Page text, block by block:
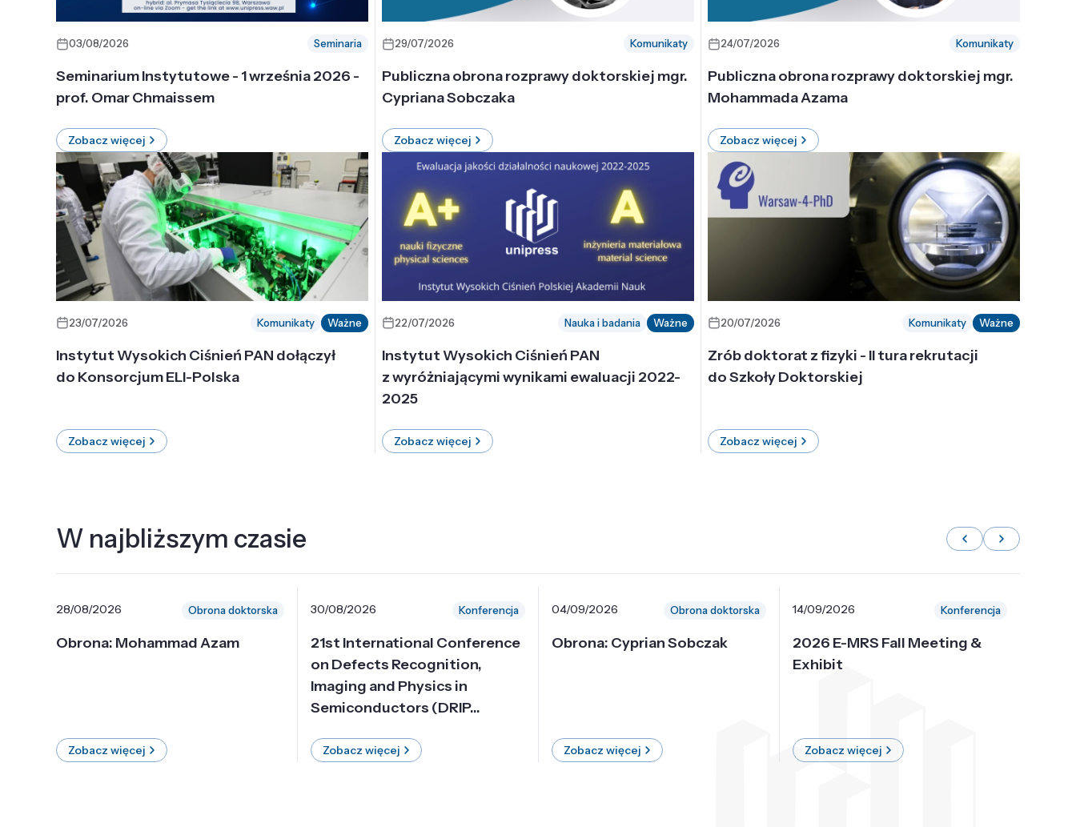
03/08/2026 Seminaria
Seminarium Instytutowe - 1 września 2026 -
prof. Omar Chmaissem
Zobacz więcej
29/07/2026 Komunikaty
Publiczna obrona rozprawy doktorskiej mgr.
Cypriana Sobczaka
Zobacz więcej
24/07/2026 Komunikaty
Publiczna obrona rozprawy doktorskiej mgr.
Mohammada Azama
Zobacz więcej
23/07/2026 Komunikaty Ważne
Instytut Wysokich Ciśnień PAN dołączył
do Konsorcjum ELI-Polska
Zobacz więcej
22/07/2026 Nauka i badania Ważne
Instytut Wysokich Ciśnień PAN
z wyróżniającymi wynikami ewaluacji 2022-
2025
Zobacz więcej
20/07/2026 Komunikaty Ważne
Zrób doktorat z fizyki - II tura rekrutacji
do Szkoły Doktorskiej
Zobacz więcej
W najbliższym czasie
28/08/2026 Obrona doktorska
Obrona: Mohammad Azam
Zobacz więcej
30/08/2026 Konferencja
21st International Conference
on Defects Recognition,
Imaging and Physics in
Semiconductors (DRIP...
Zobacz więcej
04/09/2026 Obrona doktorska
Obrona: Cyprian Sobczak
Zobacz więcej
14/09/2026 Konferencja
2026 E-MRS Fall Meeting &
Exhibit
Zobacz więcej